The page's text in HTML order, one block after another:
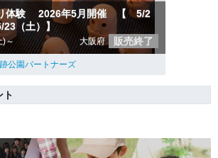
体験 2026年5月開催 【 5/2
23（土）】
)～ 大阪府 販売終了
公園パートナーズ
ト